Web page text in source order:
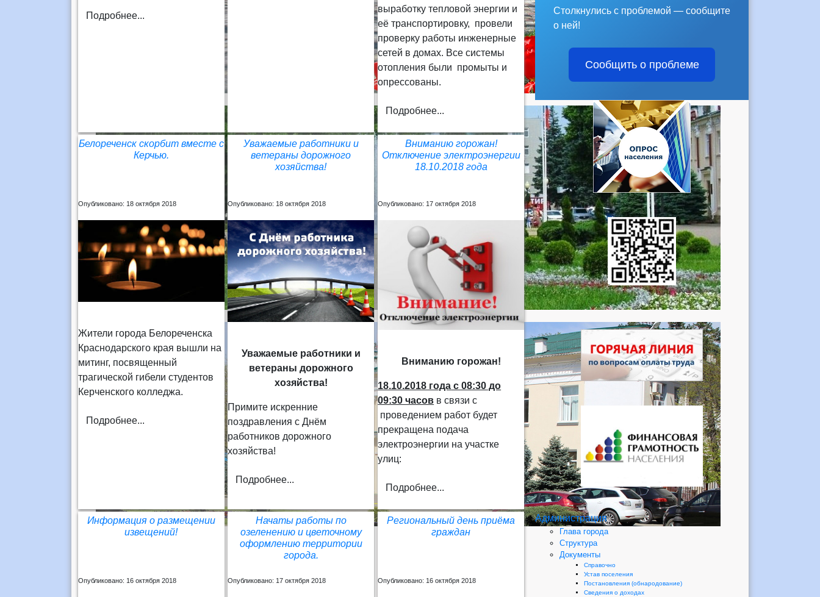
Подробнее...
выработку тепловой энергии и
её транспортировку, провели
проверку работы инженерные
сетей в домах. Все системы
отопления были промыты и
опрессованы.
Подробнее...
Белореченск скорбит вместе с
Керчью.
Опубликовано: 18 октября 2018
Жители города Белореченска
Краснодарского края вышли на
митинг, посвященный
трагической гибели студентов
Керченского колледжа.
Подробнее...
Уважаемые работники и
ветераны дорожного
хозяйства!
Опубликовано: 18 октября 2018
Уважаемые работники и
ветераны дорожного
хозяйства!
Примите искренние
поздравления с Днём
работников дорожного
хозяйства!
Подробнее...
Вниманию горожан!
Отключение электроэнергии
18.10.2018 года
Опубликовано: 17 октября 2018
Вниманию горожан!
18.10.2018 года с 08:30 до
09:30 часов в связи с
проведением работ будет
прекращена подача
электроэнергии на участке
улиц:
Подробнее...
Информация о размещении
извещений!
Опубликовано: 16 октября 2018
Начаты работы по
озеленению и цветочному
оформлению территории
города.
Опубликовано: 17 октября 2018
Региональный день приёма
граждан
Опубликовано: 16 октября 2018
Столкнулись с проблемой — сообщите
о ней!
Сообщить о проблеме
Администрация
Глава города
Структура
Документы
Справочно
Устав поселения
Постановления (обнародование)
Сведения о доходах